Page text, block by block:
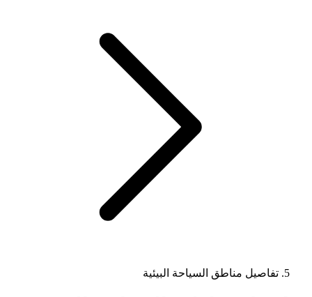
تفاصيل مناطق السياحة البيئية